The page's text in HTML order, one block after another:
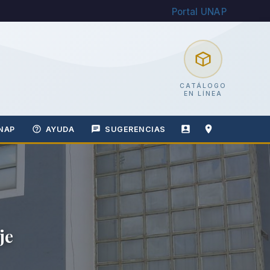
Portal UNAP
CATÁLOGO
EN LÍNEA
AYUDA SUGERENCIAS